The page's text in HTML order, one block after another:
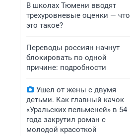
В школах Тюмени вводят
трехуровневые оценки — что
это такое?
Переводы россиян начнут
блокировать по одной
причине: подробности
Ушел от жены с двумя
детьми. Как главный качок
«Уральских пельменей» в 54
года закрутил роман с
молодой красоткой